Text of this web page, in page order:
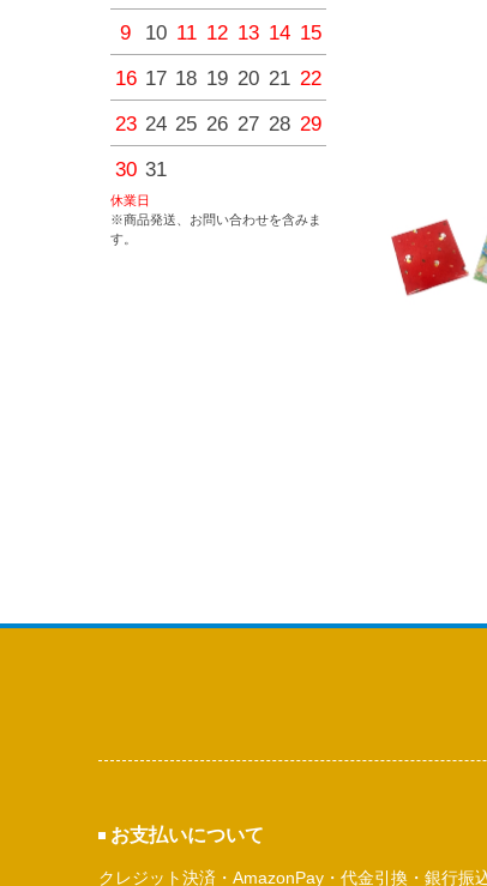
9
10 11 12 13 14 15
16 17 18 19 20 21 22
23 24 25 26 27 28 29
30 31
休業日
※商品発送、お問い合わせを含みま
す。
お支払いについて
クレジット決済・AmazonPay・代金引換・銀行振